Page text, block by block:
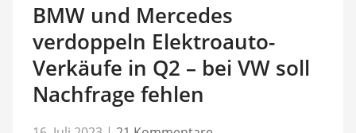
BMW und Mercedes
verdoppeln Elektroauto-
Verkäufe in Q2 – bei VW soll
Nachfrage fehlen